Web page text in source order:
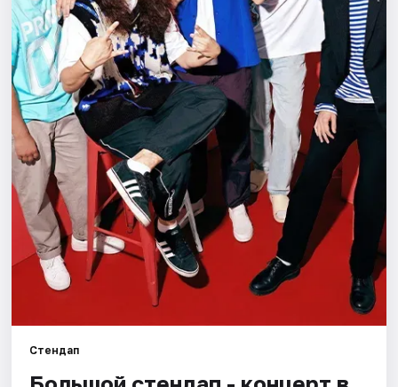
Города
Площадки
Артисты
Рейтинги
Стендап